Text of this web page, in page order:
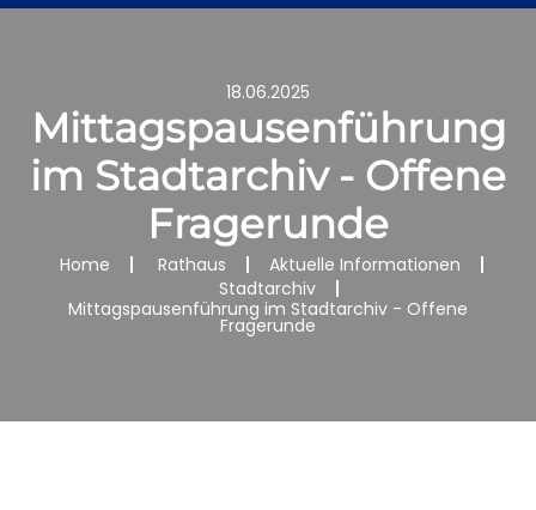
18.06.2025
Mittagspausenführung
im Stadtarchiv - Offene
Fragerunde
Home Rathaus
Aktuelle Informationen
Stadtarchiv
Mittagspausenführung im Stadtarchiv - Offene
Fragerunde